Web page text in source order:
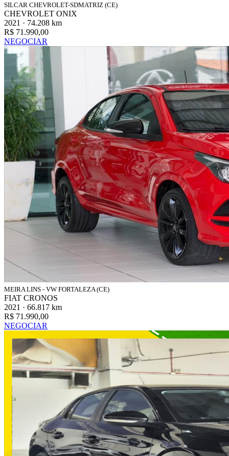
SILCAR CHEVROLET-SDMATRIZ (CE)
CHEVROLET ONIX
2021 · 74.208 km
R$ 71.990,00
NEGOCIAR
MEIRA LINS - VW FORTALEZA (CE)
FIAT CRONOS
2021 · 66.817 km
R$ 71.990,00
NEGOCIAR